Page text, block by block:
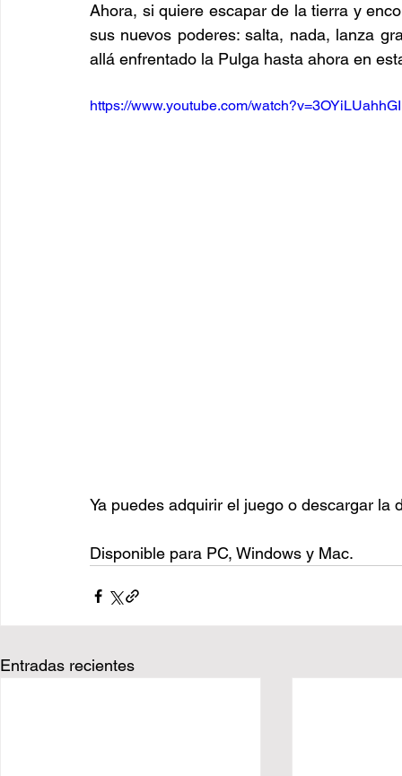
Ahora, si quiere escapar de la tierra y
sus nuevos poderes: salta, nada, lanza
allá enfrentado la Pulga hasta ahora en
https://www.youtube.com/watch?v=3OYiLUahhGI
Ya puedes adquirir el juego o descargar la
Disponible para PC, Windows y Mac.
Entradas recientes